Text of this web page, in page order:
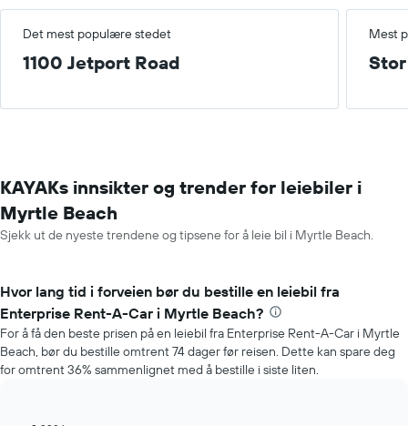
Det mest populære stedet Mest
1100 Jetport Road Stor
KAYAKs innsikter og trender for leiebiler i
Myrtle Beach
Sjekk ut de nyeste trendene og tipsene for å leie bil i Myrtle Beach.
Hvor lang tid i forveien bør du bestille en leiebil fra
Enterprise Rent-A-Car i Myrtle Beach?
For å få den beste prisen på en leiebil fra Enterprise Rent-A-Car i Myrtle
Beach, bør du bestille omtrent 74 dager før reisen. Dette kan spare deg
for omtrent 36% sammenlignet med å bestille i siste liten.